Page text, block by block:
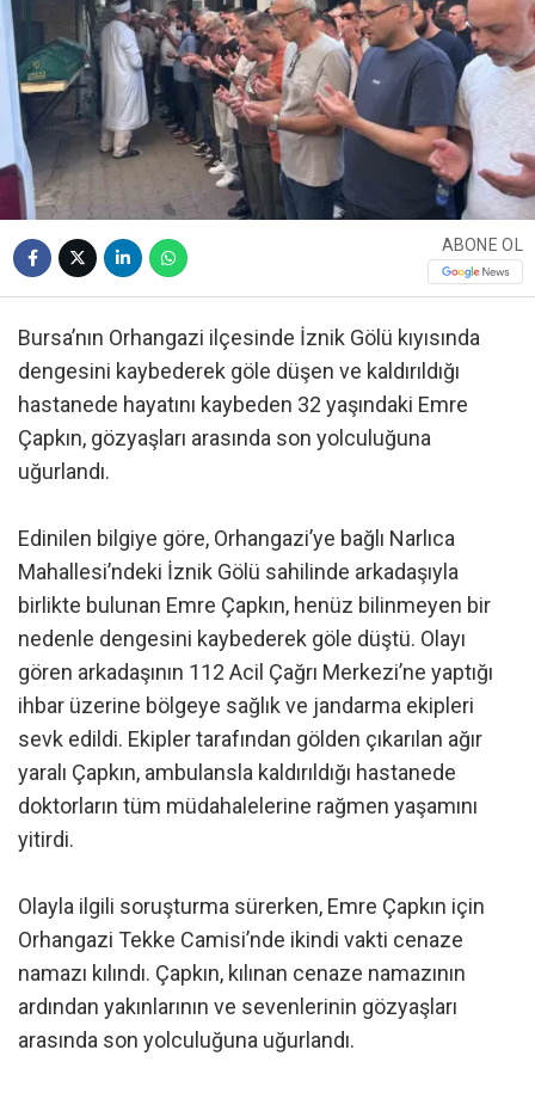
ABONE OL
Bursa’nın Orhangazi ilçesinde İznik Gölü kıyısında
dengesini kaybederek göle düşen ve kaldırıldığı
hastanede hayatını kaybeden 32 yaşındaki Emre
Çapkın, gözyaşları arasında son yolculuğuna
uğurlandı.
Edinilen bilgiye göre, Orhangazi’ye bağlı Narlıca
Mahallesi’ndeki İznik Gölü sahilinde arkadaşıyla
birlikte bulunan Emre Çapkın, henüz bilinmeyen bir
nedenle dengesini kaybederek göle düştü. Olayı
gören arkadaşının 112 Acil Çağrı Merkezi’ne yaptığı
ihbar üzerine bölgeye sağlık ve jandarma ekipleri
sevk edildi. Ekipler tarafından gölden çıkarılan ağır
yaralı Çapkın, ambulansla kaldırıldığı hastanede
doktorların tüm müdahalelerine rağmen yaşamını
yitirdi.
Olayla ilgili soruşturma sürerken, Emre Çapkın için
Orhangazi Tekke Camisi’nde ikindi vakti cenaze
namazı kılındı. Çapkın, kılınan cenaze namazının
ardından yakınlarının ve sevenlerinin gözyaşları
arasında son yolculuğuna uğurlandı.